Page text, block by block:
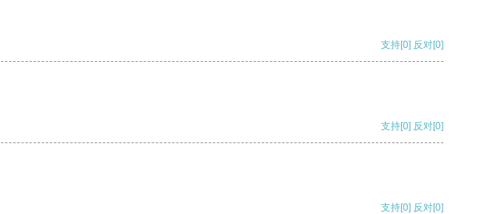
支持[0] 反对[0]
支持[0] 反对[0]
支持[0] 反对[0]